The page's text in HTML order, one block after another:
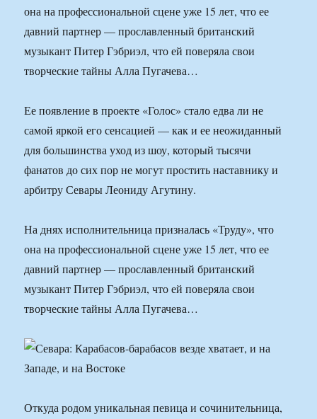
она на профессиональной сцене уже 15 лет, что ее
давний партнер — прославленный британский
музыкант Питер Гэбриэл, что ей поверяла свои
творческие тайны Алла Пугачева…
Ее появление в проекте «Голос» стало едва ли не
самой яркой его сенсацией — как и ее неожиданный
для большинства уход из шоу, который тысячи
фанатов до сих пор не могут простить наставнику и
арбитру Севары Леониду Агутину.
На днях исполнительница призналась «Труду», что
она на профессиональной сцене уже 15 лет, что ее
давний партнер — прославленный британский
музыкант Питер Гэбриэл, что ей поверяла свои
творческие тайны Алла Пугачева…
Откуда родом уникальная певица и сочинительница,